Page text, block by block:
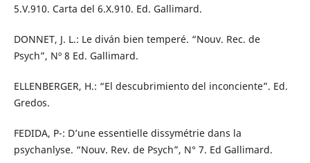
5.V.910. Carta del 6.X.910. Ed. Gallimard.
DONNET, J. L.: Le diván bien temperé. “Nouv. Rec. de
Psych”, Nº 8 Ed. Gallimard.
ELLENBERGER, H.: “El descubrimiento del inconciente”. Ed.
Gredos.
FEDIDA, P-: D’une essentielle dissymétrie dans la
psychanlyse. “Nouv. Rev. de Psych”, N° 7. Ed Gallimard.